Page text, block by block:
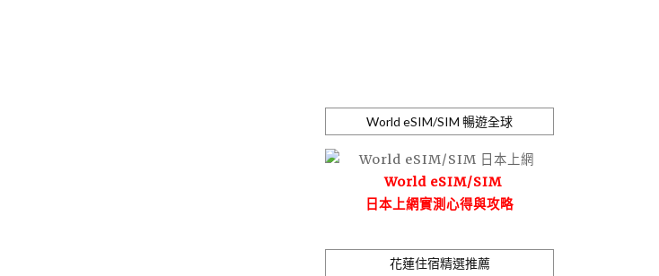
World eSIM/SIM 暢遊全球
World eSIM/SIM
日本上網實測心得與攻略
花蓮住宿精選推薦